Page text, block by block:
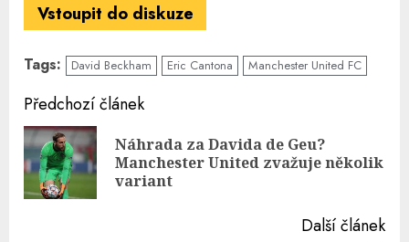
Vstoupit do diskuze
Tags: David Beckham Eric Cantona Manchester United FC
Continue
Reading
Předchozí článek
Náhrada za Davida de Geu?
Manchester United zvažuje několik
variant
Další článek